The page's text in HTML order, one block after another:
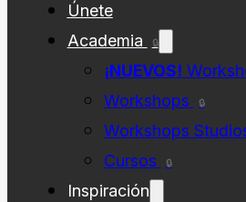
Únete
Academia
🔒
¡NUEVOS!
Workshops 🔒
Workshops
Cursos 🔒
Inspiración